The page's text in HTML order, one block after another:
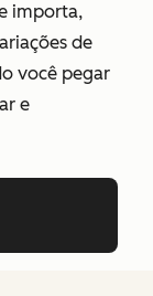
importa,
de
você pegar
e